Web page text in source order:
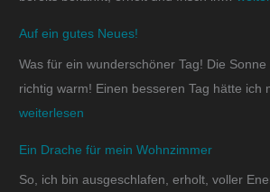
Auf ein gutes Neues!
Was für ein wunderschöner Tag! Die
richtig warm! Einen besseren Tag hätte ich
weiterlesen
Ein Drache für mein Wohnzimmer
So, ich bin ausgeschlafen, erholt, voller